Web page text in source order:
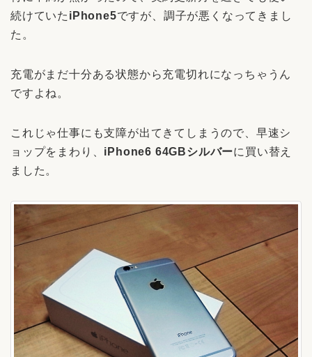
続けていた iPhone5ですが、調子が悪くなってきまし
た。
充電がまだ十分ある状態から充電切れになっちゃうん
ですよね。
これじゃ仕事にも支障が出てきてしまうので、早速シ
ョップをまわり、 iPhone6 64GBシルバーに買い替え
ました。